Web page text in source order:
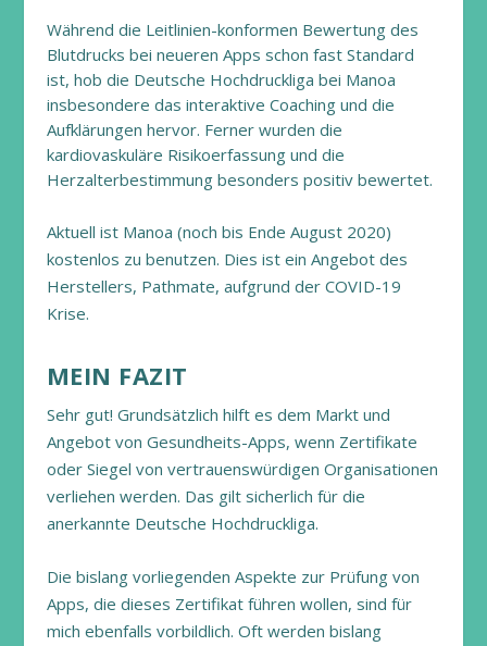
Während die Leitlinien-konformen Bewertung des
Blutdrucks bei neueren Apps schon fast Standard
ist, hob die Deutsche Hochdruckliga bei Manoa
insbesondere das interaktive Coaching und die
Aufklärungen hervor. Ferner wurden die
kardiovaskuläre Risikoerfassung und die
Herzalterbestimmung besonders positiv bewertet.
Aktuell ist Manoa (noch bis Ende August 2020)
kostenlos zu benutzen. Dies ist ein Angebot des
Herstellers, Pathmate, aufgrund der COVID-19
Krise.
MEIN FAZIT
Sehr gut! Grundsätzlich hilft es dem Markt und
Angebot von Gesundheits-Apps, wenn Zertifikate
oder Siegel von vertrauenswürdigen Organisationen
verliehen werden. Das gilt sicherlich für die
anerkannte Deutsche Hochdruckliga.
Die bislang vorliegenden Aspekte zur Prüfung von
Apps, die dieses Zertifikat führen wollen, sind für
mich ebenfalls vorbildlich. Oft werden bislang